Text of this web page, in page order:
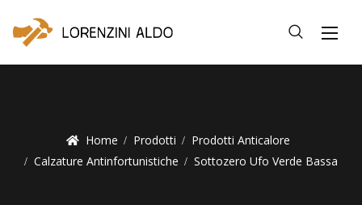
Home Prodotti
Prodotti Anticalore
Calzature Antinfortunistiche
Sottozero Ufo Verde Bassa